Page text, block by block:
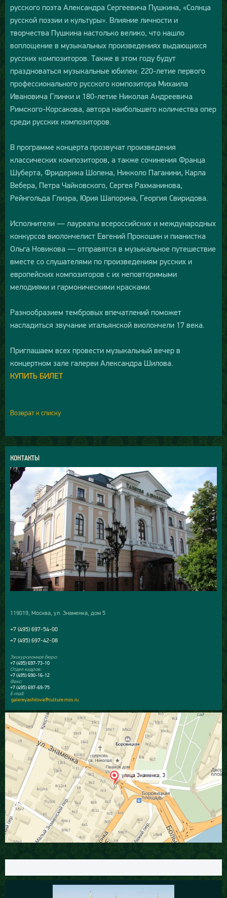
русского поэта Александра Сергеевича Пушкина, «Солнца
русской поэзии и культуры». Влияние личности и
творчества Пушкина настолько велико, что нашло
воплощение в музыкальных произведениях выдающихся
русских композиторов. Также в этом году будут
праздноваться музыкальные юбилеи: 220-летие первого
профессионального русского композитора Михаила
Ивановича Глинки и 180-летие Николая Андреевича
Римского-Корсакова, автора наибольшего количества опер
среди русских композиторов.
В программе концерта прозвучат произведения
классических композиторов, а также сочинения Франца
Шуберта, Фридерика Шопена, Никколо Паганини, Карла
Вебера, Петра Чайковского, Сергея Рахманинова,
Рейнгольда Глиэра, Юрия Шапорина, Георгия Свиридова.
Исполнители — лауреаты всероссийских и международных
конкурсов виолончелист Евгений Прокошин и пианистка
Ольга Новикова — отправятся в музыкальное путешествие
вместе со слушателями по произведениям русских и
европейских композиторов с их неповторимыми
мелодиями и гармоническими красками.
Разнообразием тембровых впечатлений поможет
насладиться звучание итальянской виолончели 17 века.
Приглашаем всех провести музыкальный вечер в
концертном зале галереи Александра Шилова.
КУПИТЬ БИЛЕТ
Возврат к списку
КОНТАКТЫ
119019, Москва, ул. Знаменка, дом 5
+7 (495) 697-54-00
+7 (495) 697-42-08
Экскурсионное бюро:
+7 (495) 697-73-10
Отдел кадров:
+7 (495) 690-16-12
Факс:
+7 (495) 697-69-75
E-mail:
galereyashilova@culture.mos.ru